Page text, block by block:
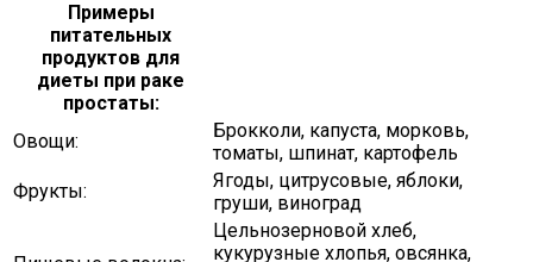
Примеры
питательных
продуктов для
диеты при раке
простаты:
Овощи:
Брокколи, капуста, морковь,
томаты, шпинат, картофель
Фрукты:
Ягоды, цитрусовые, яблоки,
груши, виноград
Цельнозерновой хлеб,
кукурузные хлопья, овсянка,